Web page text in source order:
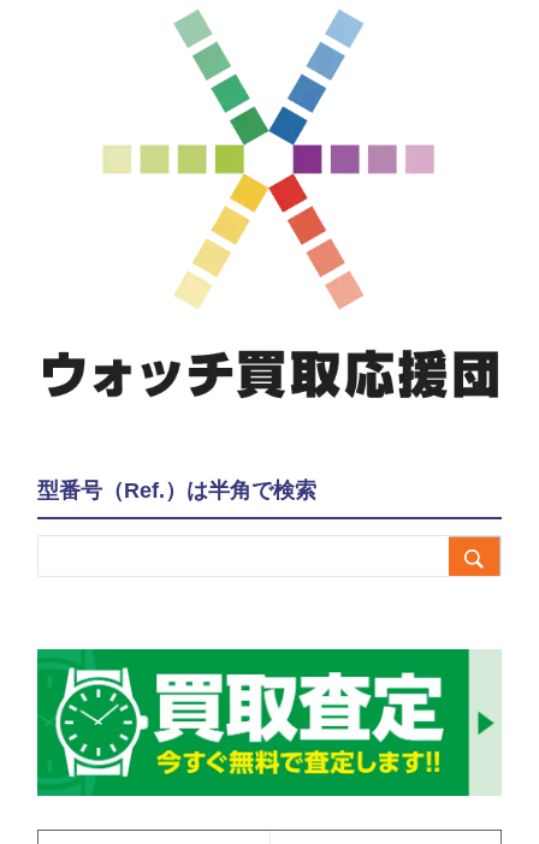
型番号（Ref.）は半角で検索
